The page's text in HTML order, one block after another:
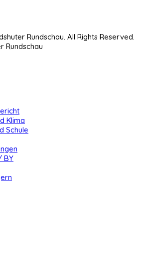
Rundschau. All Rights Reserved.
Rundschau
Klima
Schule
BY